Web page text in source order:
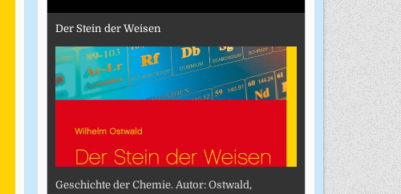
Der Stein der Weisen
Geschichte der Chemie. Autor: Ostwald,